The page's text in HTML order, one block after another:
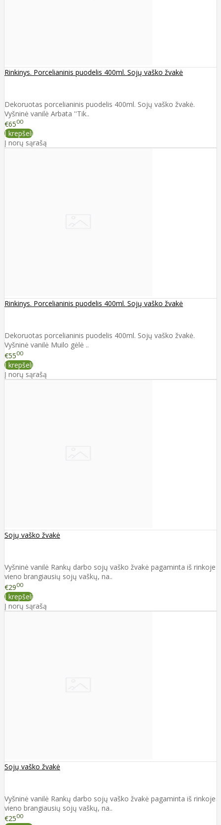
Rinkinys. Porcelianinis puodelis 400ml. Sojų vaško žvakė
Dekoruotas porcelianinis puodelis 400ml. Sojų vaško žvakė.
Vyšninė vanilė Arbata ''Tik..
€6500
Į krepšelį
Į norų sąrašą
Rinkinys. Porcelianinis puodelis 400ml. Sojų vaško žvakė
Dekoruotas porcelianinis puodelis 400ml. Sojų vaško žvakė.
Vyšninė vanilė Muilo gėlė ..
€5500
Į krepšelį
Į norų sąrašą
Sojų vaško žvakė
Vyšninė vanilė Rankų darbo sojų vaško žvakė pagaminta iš rinkoje
vieno brangiausių sojų vaškų, na..
€2900
Į krepšelį
Į norų sąrašą
Sojų vaško žvakė
Vyšninė vanilė Rankų darbo sojų vaško žvakė pagaminta iš rinkoje
vieno brangiausių sojų vaškų, na..
€2500